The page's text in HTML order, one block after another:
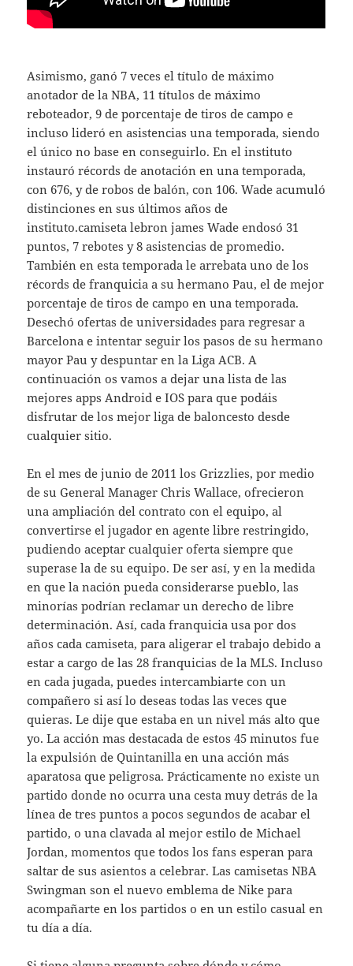
Asimismo, ganó 7 veces el título de máximo
anotador de la NBA, 11 títulos de máximo
reboteador, 9 de porcentaje de tiros de campo e
incluso lideró en asistencias una temporada, siendo
el único no base en conseguirlo. En el instituto
instauró récords de anotación en una temporada,
con 676, y de robos de balón, con 106. Wade acumuló
distinciones en sus últimos años de
instituto.camiseta lebron james Wade endosó 31
puntos, 7 rebotes y 8 asistencias de promedio.
También en esta temporada le arrebata uno de los
récords de franquicia a su hermano Pau, el de mejor
porcentaje de tiros de campo en una temporada.
Desechó ofertas de universidades para regresar a
Barcelona e intentar seguir los pasos de su hermano
mayor Pau y despuntar en la Liga ACB. A
continuación os vamos a dejar una lista de las
mejores apps Android e IOS para que podáis
disfrutar de los mejor liga de baloncesto desde
cualquier sitio.
En el mes de junio de 2011 los Grizzlies, por medio
de su General Manager Chris Wallace, ofrecieron
una ampliación del contrato con el equipo, al
convertirse el jugador en agente libre restringido,
pudiendo aceptar cualquier oferta siempre que
superase la de su equipo. De ser así, y en la medida
en que la nación pueda considerarse pueblo, las
minorías podrían reclamar un derecho de libre
determinación. Así, cada franquicia usa por dos
años cada camiseta, para aligerar el trabajo debido a
estar a cargo de las 28 franquicias de la MLS. Incluso
en cada jugada, puedes intercambiarte con un
compañero si así lo deseas todas las veces que
quieras. Le dije que estaba en un nivel más alto que
yo. La acción mas destacada de estos 45 minutos fue
la expulsión de Quintanilla en una acción más
aparatosa que peligrosa. Prácticamente no existe un
partido donde no ocurra una cesta muy detrás de la
línea de tres puntos a pocos segundos de acabar el
partido, o una clavada al mejor estilo de Michael
Jordan, momentos que todos los fans esperan para
saltar de sus asientos a celebrar. Las camisetas NBA
Swingman son el nuevo emblema de Nike para
acompañarte en los partidos o en un estilo casual en
tu día a día.